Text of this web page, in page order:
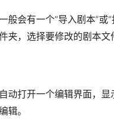
般会有一个“导入剧本”
夹，选择要修改的剧本文
动打开一个编辑界面，
辑。